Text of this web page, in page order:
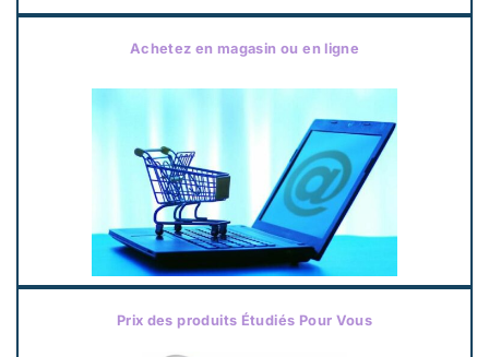
Achetez en magasin ou en ligne
Prix des produits Étudiés Pour Vous